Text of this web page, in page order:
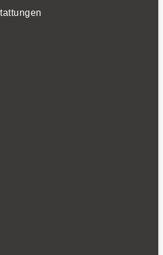
auf dem Laufenden